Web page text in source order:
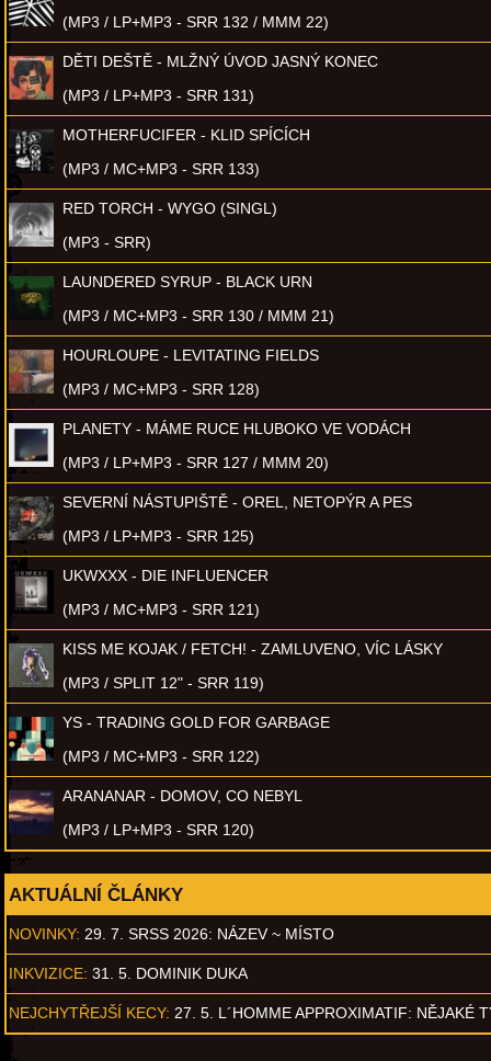
(MP3 / LP+MP3 - SRR 132 / MMM 22)
DĚTI DEŠTĚ - MLŽNÝ ÚVOD JASNÝ KONEC
(MP3 / LP+MP3 - SRR 131)
MOTHERFUCIFER - KLID SPÍCÍCH
(MP3 / MC+MP3 - SRR 133)
RED TORCH - WYGO (SINGL)
(MP3 - SRR)
LAUNDERED SYRUP - BLACK URN
(MP3 / MC+MP3 - SRR 130 / MMM 21)
HOURLOUPE - LEVITATING FIELDS
(MP3 / MC+MP3 - SRR 128)
PLANETY - MÁME RUCE HLUBOKO VE VODÁCH
(MP3 / LP+MP3 - SRR 127 / MMM 20)
SEVERNÍ NÁSTUPIŠTĚ - OREL, NETOPÝR A PES
(MP3 / LP+MP3 - SRR 125)
UKWXXX - DIE INFLUENCER
(MP3 / MC+MP3 - SRR 121)
KISS ME KOJAK / FETCH! - ZAMLUVENO, VÍC LÁSKY
(MP3 / SPLIT 12" - SRR 119)
YS - TRADING GOLD FOR GARBAGE
(MP3 / MC+MP3 - SRR 122)
ARANANAR - DOMOV, CO NEBYL
(MP3 / LP+MP3 - SRR 120)
AKTUÁLNÍ ČLÁNKY
NOVINKY: 29. 7. SRSS 2026: NÁZEV ~ MÍSTO
INKVIZICE: 31. 5. DOMINIK DUKA
NEJCHYTŘEJŠÍ KECY: 27. 5. L´HOMME APPROXIMATIF: NĚJAKÉ